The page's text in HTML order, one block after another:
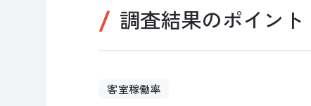
調査結果のポイント
客室稼働率